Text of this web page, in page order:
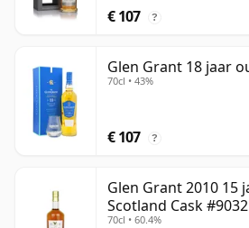
€ 107 ?
Glen Grant 18 jaar
70cl • 43%
€ 107 ?
Glen Grant 2010 15
Scotland Cask
70cl • 60.4%